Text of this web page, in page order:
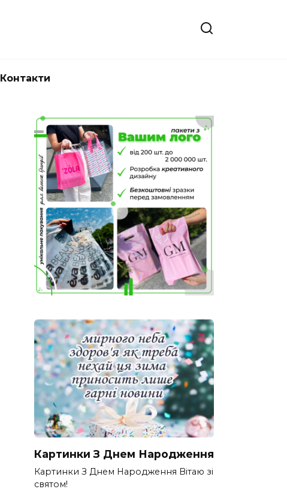
Контакти
Картинки З Днем Народження
Картинки З Днем Народження Вітаю зі
святом!